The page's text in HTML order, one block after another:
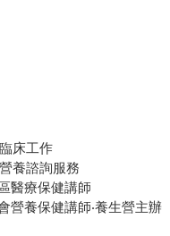
床工作
養諮詢服務
醫療保健講師
營養保健講師‧養生營主辦